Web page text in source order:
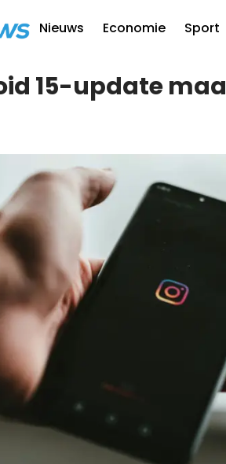
Nieuws Economie Sport
15-update